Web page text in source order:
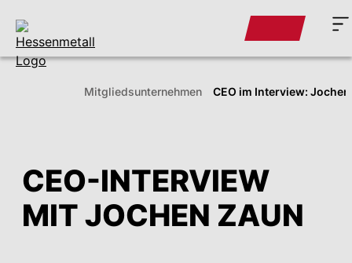
CEO-INTERVIEW
MIT JOCHEN ZAUN
Mitglieds­unternehmen CEO im Interview: